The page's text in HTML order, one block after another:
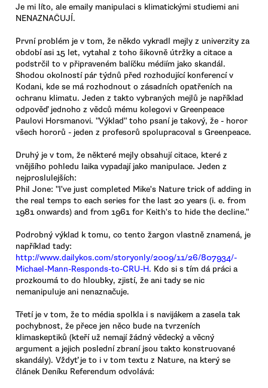
Je mi líto, ale emaily manipulaci s klimatickými studiemi ani
NENAZNAČUJÍ.
První problém je v tom, že někdo vykradl mejly z univerzity za
období asi 15 let, vytahal z toho šikovně útržky a citace a
podstrčil to v připraveném balíčku médiím jako skandál.
Shodou okolností pár týdnů před rozhodující konferencí v
Kodani, kde se má rozhodnout o zásadních opatřeních na
ochranu klimatu. Jeden z takto vybraných mejlů je například
odpověď jednoho z vědců mému kolegovi v Greenpeace
Paulovi Horsmanovi. "Výklad" toho psaní je takový, že - horor
všech hororů - jeden z profesorů spolupracoval s Greenpeace.
Druhý je v tom, že některé mejly obsahují citace, které z
vnějšího pohledu laika vypadají jako manipulace. Jeden z
nejproslulejších:
Phil Jone: "I've just completed Mike's Nature trick of adding in
the real temps to each series for the last 20 years (i. e. from
1981 onwards) and from 1961 for Keith's to hide the decline."
Podrobný výklad k tomu, co tento žargon vlastně znamená, je
například tady:
http://www.dailykos.com/storyonly/2009/11/26/807934/-
Michael-Mann-Responds-to-CRU-H. Kdo si s tím dá práci a
prozkoumá to do hloubky, zjistí, že ani tady se nic
nemanipuluje ani nenaznačuje.
Třetí je v tom, že to média spolkla i s navijákem a zasela tak
pochybnost, že přece jen něco bude na tvrzeních
klimaskeptiků (kteří už nemají žádný vědecký a věcný
argument a jejich poslední zbraní jsou takto konstruované
skandály). Vždyť je to i v tom textu z Nature, na který se
článek Deníku Referendum odvolává: